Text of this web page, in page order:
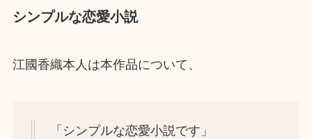
シンプルな恋愛小説
江國香織本人は本作品について、
「シンプルな恋愛小説です」